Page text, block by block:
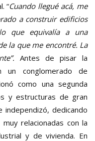
“Cuando llegué acá, me
a construir edificios
que equivalía a una
la que me encontré. La
Antes de pisar la
un conglomerado de
como una segunda
y estructuras de gran
independizó, dedicando
relacionadas con la
y de vivienda. En